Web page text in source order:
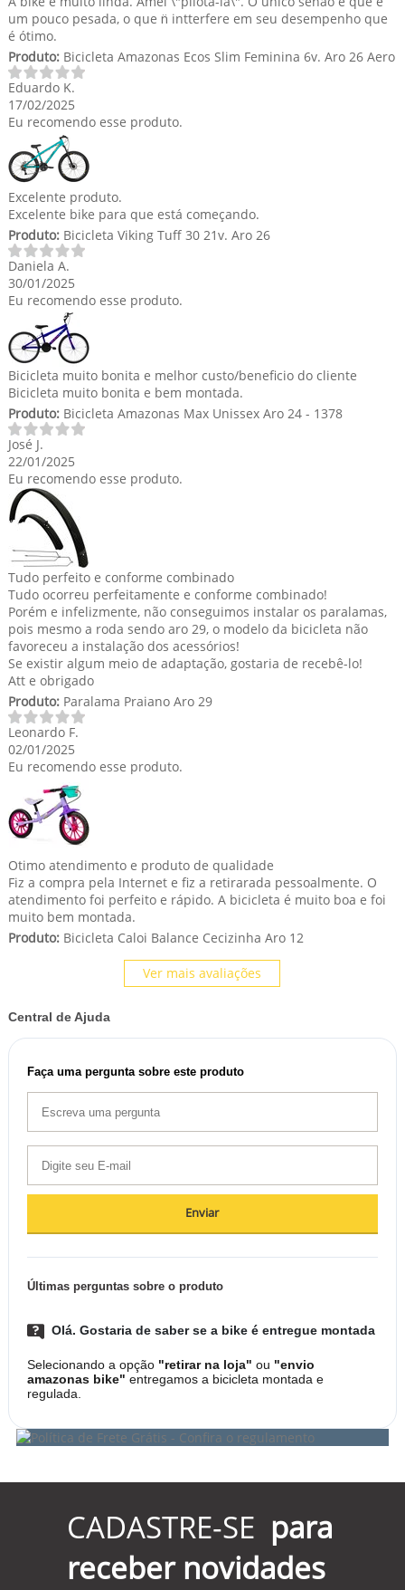
um pouco pesada, o que n̈ intterfere em seu desempenho que
é ótimo.
Produto:Bicicleta Amazonas Ecos Slim Feminina 6v. Aro 26 Aero
Eduardo K.
17/02/2025
Eu recomendo esse produto.
Excelente produto.
Excelente bike para que está começando.
Produto:Bicicleta Viking Tuff 30 21v. Aro 26
Daniela A.
30/01/2025
Eu recomendo esse produto.
Bicicleta muito bonita e melhor custo/beneficio do cliente
Bicicleta muito bonita e bem montada.
Produto:Bicicleta Amazonas Max Unissex Aro 24 - 1378
José J.
22/01/2025
Eu recomendo esse produto.
Tudo perfeito e conforme combinado
Tudo ocorreu perfeitamente e conforme combinado!
Porém e infelizmente, não conseguimos instalar os paralamas,
pois mesmo a roda sendo aro 29, o modelo da bicicleta não
favoreceu a instalação dos acessórios!
Se existir algum meio de adaptação, gostaria de recebê-lo!
Att e obrigado
Produto:Paralama Praiano Aro 29
Leonardo F.
02/01/2025
Eu recomendo esse produto.
Otimo atendimento e produto de qualidade
Fiz a compra pela Internet e fiz a retirarada pessoalmente. O
atendimento foi perfeito e rápido. A bicicleta é muito boa e foi
muito bem montada.
Produto:Bicicleta Caloi Balance Cecizinha Aro 12
Ver mais avaliações
Central de Ajuda
Faça uma pergunta sobre este produto
Enviar
Últimas perguntas sobre o produto
Olá. Gostaria de saber se a bike é entregue montada
Selecionando a opção "retirar na loja" ou "envio
amazonas bike" entregamos a bicicleta montada e
regulada.
CADASTRE-SE para
receber novidades